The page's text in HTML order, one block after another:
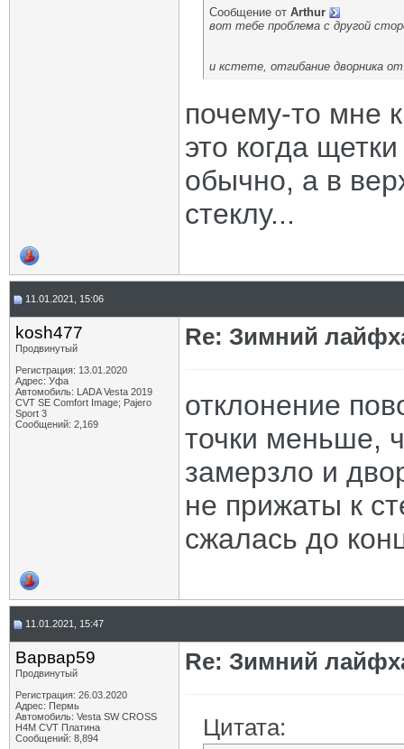
Сообщение от Arthur
вот тебе проблема с другой
и кстете, отгибание дворника
почему-то мне
это когда
обычно, а в
стеклу...
11.01.2021, 15:06
kosh477
Продвинутый
Регистрация: 13.01.2020
Адрес: Уфа
Автомобиль: LADA Vesta 2019
CVT SE Comfort Image; Pajero
Sport 3
Сообщений: 2,169
Re: Зимний
отклонение
точки меньше,
замерзло и
не прижаты к
сжалась до
11.01.2021, 15:47
Варвар59
Продвинутый
Регистрация: 26.03.2020
Адрес: Пермь
Автомобиль: Vesta SW CROSS
H4M CVT Платина
Сообщений: 8,894
Re: Зимний
Цитата: